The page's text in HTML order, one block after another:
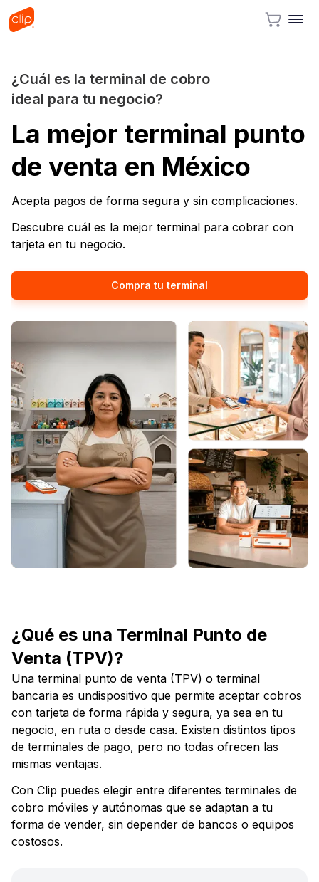
¿Cuál es la terminal de cobro
ideal para tu negocio?
La mejor terminal punto
de venta en México
Acepta pagos de forma segura y sin complicaciones.
Descubre cuál es la mejor terminal para cobrar con
tarjeta en tu negocio.
Compra tu terminal
¿Qué es una Terminal Punto de
Venta (TPV)?
Una terminal punto de venta (TPV) o terminal
bancaria es undispositivo que permite aceptar cobros
con tarjeta de forma rápida y segura, ya sea en tu
negocio, en ruta o desde casa. Existen distintos tipos
de terminales de pago, pero no todas ofrecen las
mismas ventajas.
Con Clip puedes elegir entre diferentes terminales de
cobro móviles y autónomas que se adaptan a tu
forma de vender, sin depender de bancos o equipos
costosos.